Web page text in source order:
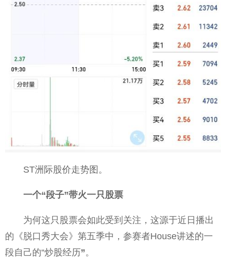
ST洲际股价走势图。
一个“段子”带火一只股票
为何这只股票会如此受到关注，这源于近日播出
的《脱口秀大会》第五季中，参赛者House讲述的一
段自己的“炒股经历”。